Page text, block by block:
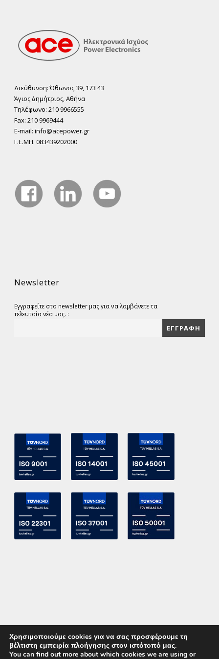
Διεύθυνση: Όθωνος 39, 173 43
Άγιος ∆ηµήτριος, Αθήνα
Τηλέφωνο: 210 9966555
Fax: 210 9969444
E-mail: info@acepower.gr
Γ.Ε.ΜΗ. 083439202000
Newsletter
Εγγραφείτε στο newsletter μας για να λαμβάνετε τα
τελευταία νέα μας. :
Χρησιμοποιούμε cookies για να σας προσφέρουμε τη
βέλτιστη εμπειρία πλοήγησης στον ιστότοπό μας.
You can find out more about which cookies we are using or